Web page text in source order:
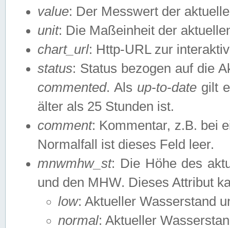
value: Der Messwert der
unit: Die Maßeinheit der
chart_url: Http-URL zur
status: Status bezogen auf die
commented. Als up-to-date gilt
älter als 25 Stunden ist.
comment: Kommentar, z.B. bei
Normalfall ist dieses Feld leer.
mnwmhw_st: Die Höhe des
und den MHW. Dieses Attribut
low: Aktueller Wasserstand
normal: Aktueller